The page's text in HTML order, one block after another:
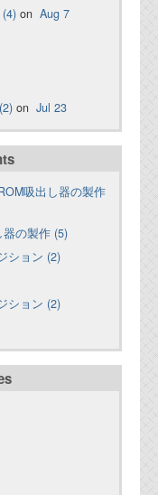
on Aug 7
on Jul 23
吸出し器の製作
器の製作 (5)
ション (2)
ション (2)